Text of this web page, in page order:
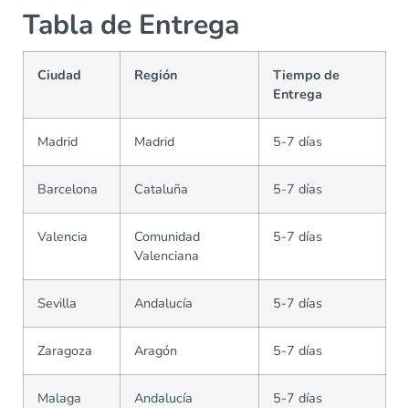
Tabla de Entrega
Ciudad Región
Tiempo de
Entrega
Madrid Madrid 5-7 días
Barcelona Cataluña 5-7 días
Valencia
Comunidad
Valenciana
5-7 días
Sevilla Andalucía 5-7 días
Zaragoza Aragón 5-7 días
Malaga Andalucía 5-7 días